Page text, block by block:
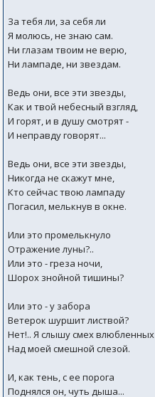
За тебя ли, за себя ли
Я молюсь, не знаю сам.
Ни глазам твоим не верю,
Ни лампаде, ни звездам.
Ведь они, все эти звезды,
Как и твой небесный взгляд,
И горят, и в душу смотрят -
И неправду говорят...
Ведь они, все эти звезды,
Никогда не скажут мне,
Кто сейчас твою лампаду
Погасил, мелькнув в окне.
Или это промелькнуло
Отражение луны?..
Или это - греза ночи,
Шорох знойной тишины?
Или это - у забора
Ветерок шуршит листвой?
Нет!.. Я слышу смех влюбленных
Над моей смешной слезой.
И, как тень, с ее порога
Поднялся он, чуть дыша...